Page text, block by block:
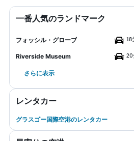
一番人気のランドマーク
フォッシル・グローブ
Riverside Museum
さらに表示
レンタカー
グラスゴー国際空港のレンタカー